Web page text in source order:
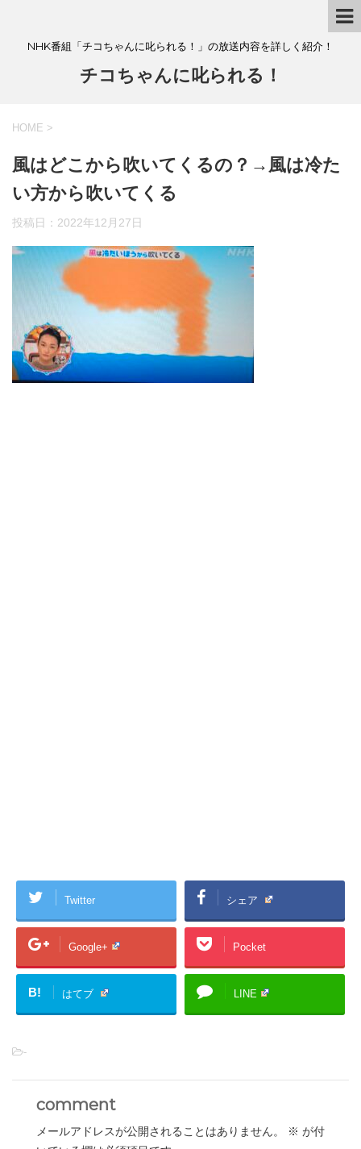
NHK番組「チコちゃんに叱られる！」の放送内容を詳しく紹介！
チコちゃんに叱られる！
HOME >
風はどこから吹いてくるの？→風は冷た
い方から吹いてくる
投稿日： 2022年12月27日
Twitter シェア
Google+ Pocket
B! はてブ LINE
-
comment
メールアドレスが公開されることはありません。 ※ が付